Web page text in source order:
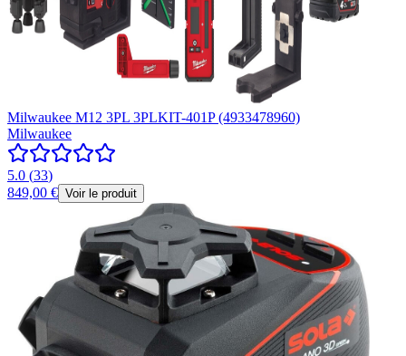
Milwaukee M12 3PL 3PLKIT-401P (4933478960)
Milwaukee
5.0 (33)
849,00 € Voir le produit